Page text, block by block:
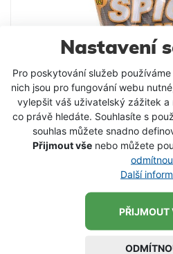
Nastavení
Pro poskytování služeb
nich jsou pro fungování webu
vylepšit váš uživatelský zážitek a
co právě hledáte. Souhlasíte s
souhlas můžete snadno
Přijmout vše nebo můžete
Další
PŘIJMOUT
Starbaits Boilie Spicy
V rámci nové generace
příchuť řady Concept Spicy
vyhovuje nutričním